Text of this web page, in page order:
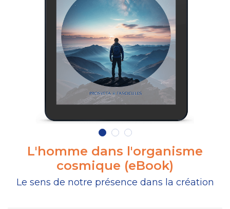
L'homme dans l'organisme
cosmique (eBook)
Le sens de notre présence dans la création